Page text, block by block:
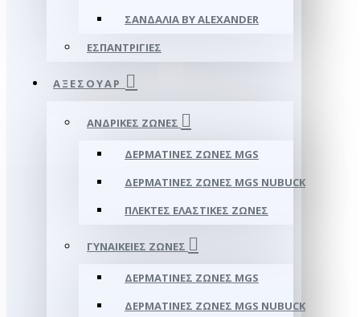
ΣΑΝΔΆΛΙΑ BY ALEXANDER
ΕΣΠΑΝΤΡΊΓΙΕΣ
ΑΞΕΣΟΥΑΡ
ΑΝΔΡΙΚΈΣ ΖΏΝΕΣ
ΔΕΡΜΆΤΙΝΕΣ ΖΏΝΕΣ MGS
ΔΕΡΜΆΤΙΝΕΣ ΖΏΝΕΣ MGS NUBUCK
ΠΛΕΚΤΈΣ ΕΛΑΣΤΙΚΈΣ ΖΏΝΕΣ
ΓΥΝΑΙΚΕΊΕΣ ΖΏΝΕΣ
ΔΕΡΜΆΤΙΝΕΣ ΖΏΝΕΣ MGS
ΔΕΡΜΆΤΙΝΕΣ ΖΏΝΕΣ MGS NUBUCK